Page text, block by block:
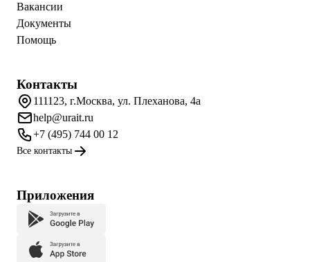
Вакансии
Документы
Помощь
Контакты
111123, г.Москва, ул. Плеханова, 4а
help@urait.ru
+7 (495) 744 00 12
Все контакты
Приложения